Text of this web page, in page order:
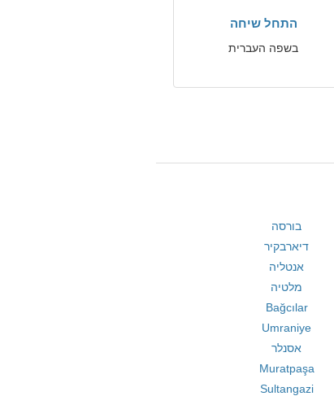
התחל שיחה
בשפה העברית
בורסה
דיארבקיר
אנטליה
מלטיה
Bağcılar
Umraniye
אסנלר
Muratpaşa
Sultangazi